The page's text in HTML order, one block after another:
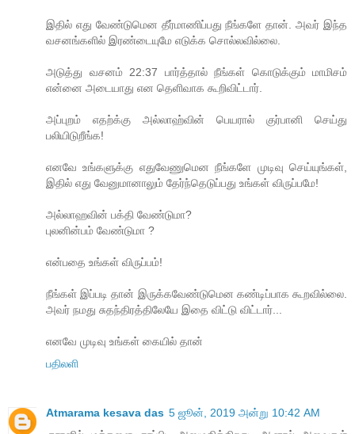
இதில் எது வேண்டுமென தீர்மாணிப்பது நீங்களே தான். அவர் இந்த
வசனங்களில் இரண்டையுமே எடுக்க சொல்லவில்லை.
அடுத்து வசனம் 22:37 பார்த்தால் நீங்கள் கொடுக்கும் மாமிசம்
என்னை அடையாது என தெளிவாக கூறிவிட்டார்.
அப்புறம் எதற்க்கு அல்லாஹ்வின் பெயரால் குர்பானி செய்து
பலியிடுறீங்க!
எனவே உங்களுக்கு எதுவேணுமென நீங்களே முடிவு செய்யுங்கள்,
இதில் எது வேனுமானாலும் தேர்ந்தெடுப்பது உங்கள் விருப்பமே!
அல்லாஹவின் பக்தி வேண்டுமா?
புலனின்பம் வேண்டுமா ?
என்பதை உங்கள் விருப்பம்!
நீங்கள் இப்படி தான் இருக்கவேண்டுமென கண்டிப்பாக கூறவில்லை.
அவர் நமது சுதந்திரத்திலேயே இதை விட்டு விட்டார்...
எனவே முடிவு உங்கள் கையில் தான்
பதிலளி
Atmarama kesava das 5 ஜூன், 2019 அன்று 10:42 AM